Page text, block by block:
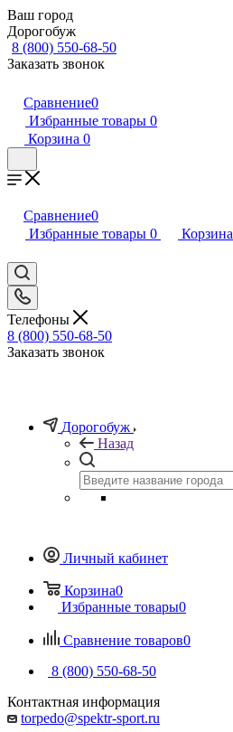
Ваш город
Дорогобуж
8 (800) 550-68-50
Заказать звонок
Сравнение0
Избранные товары 0
Корзина 0
Сравнение0
Избранные товары 0 Корзина
Телефоны
8 (800) 550-68-50
Заказать звонок
Дорогобуж
Назад
Личный кабинет
Корзина0
Избранные товары0
Сравнение товаров0
8 (800) 550-68-50
Контактная информация
torpedo@spektr-sport.ru